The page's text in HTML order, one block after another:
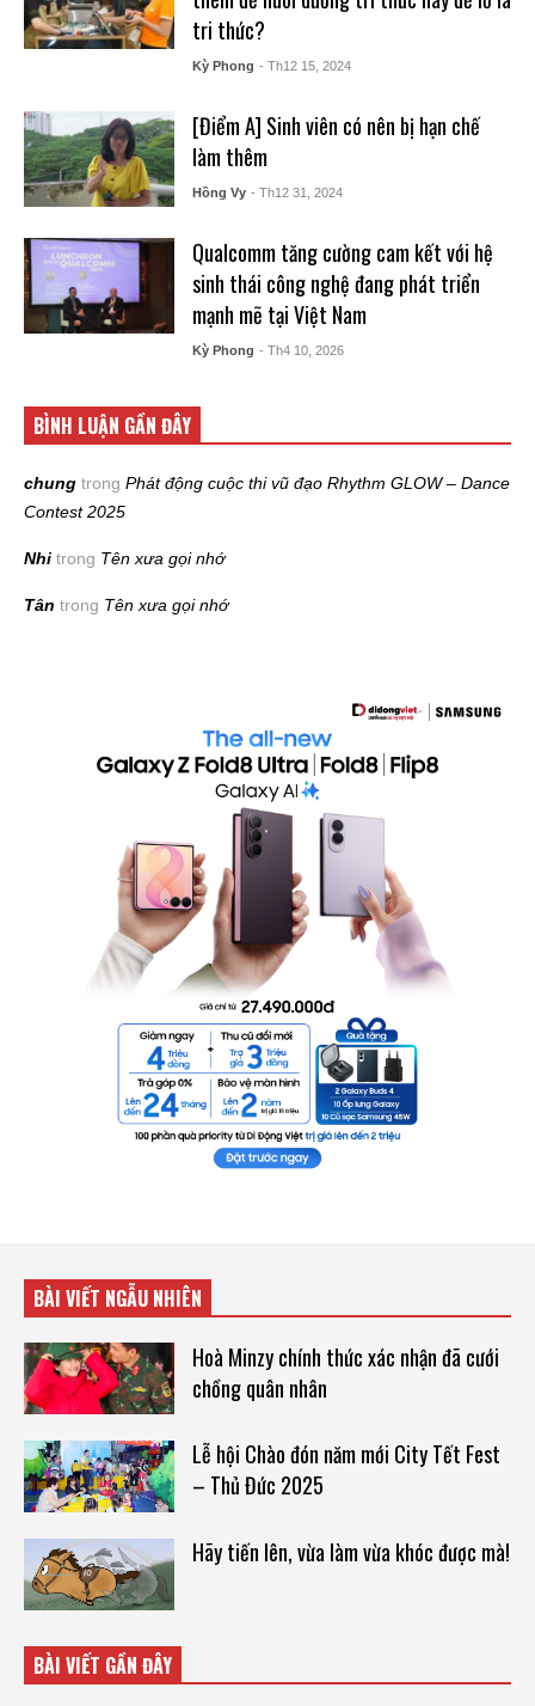
tri thức?
Kỳ Phong - Th12 15, 2024
[Điểm A] Sinh viên có nên bị hạn chế
làm thêm
Hồng Vy - Th12 31, 2024
Qualcomm tăng cường cam kết với hệ
sinh thái công nghệ đang phát triển
mạnh mẽ tại Việt Nam
Kỳ Phong - Th4 10, 2026
BÌNH LUẬN GẦN ĐÂY
chung trong Phát động cuộc thi vũ đạo Rhythm GLOW – Dance
Contest 2025
Nhi trong Tên xưa gọi nhớ
Tân trong Tên xưa gọi nhớ
BÀI VIẾT NGẪU NHIÊN
Hoà Minzy chính thức xác nhận đã cưới
chồng quân nhân
Lễ hội Chào đón năm mới City Tết Fest
– Thủ Đức 2025
Hãy tiến lên, vừa làm vừa khóc được mà!
BÀI VIẾT GẦN ĐÂY